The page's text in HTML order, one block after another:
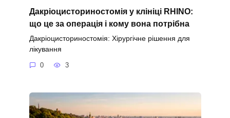
Дакріоцисториностомія у клініці RHINO:
що це за операція і кому вона потрібна
Дакріоцисториностомія: Хірургічне рішення для
лікування
0 3